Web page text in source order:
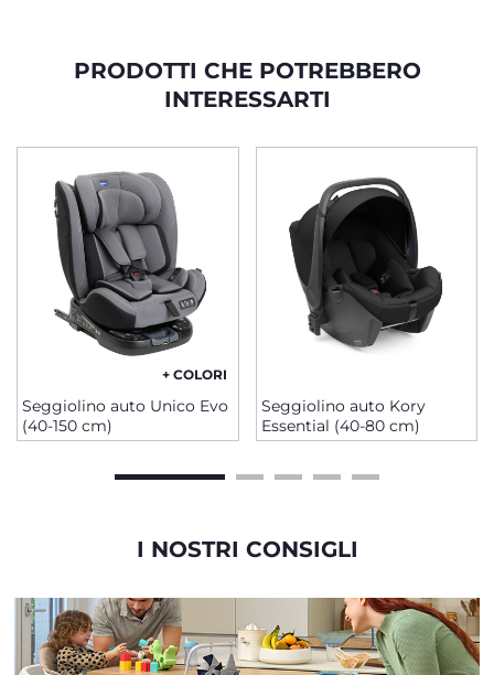
PRODOTTI CHE POTREBBERO
INTERESSARTI
+ COLORI
Seggiolino auto Unico Evo
(40-150 cm)
Seggiolino auto Kory
Essential (40-80 cm)
I NOSTRI CONSIGLI